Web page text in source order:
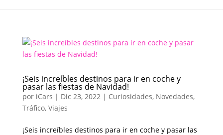
¡Seis increíbles destinos para ir en coche y
pasar las fiestas de Navidad!
por iCars | Dic 23, 2022| Curiosidades, Novedades,
Tráfico, Viajes
¡Seis increíbles destinos para ir en coche y pasar las